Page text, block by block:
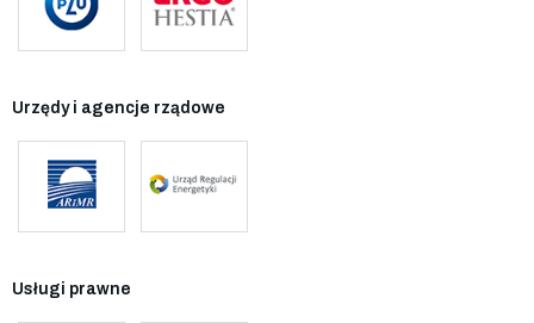
Urzędy i agencje rządowe
Usługi prawne